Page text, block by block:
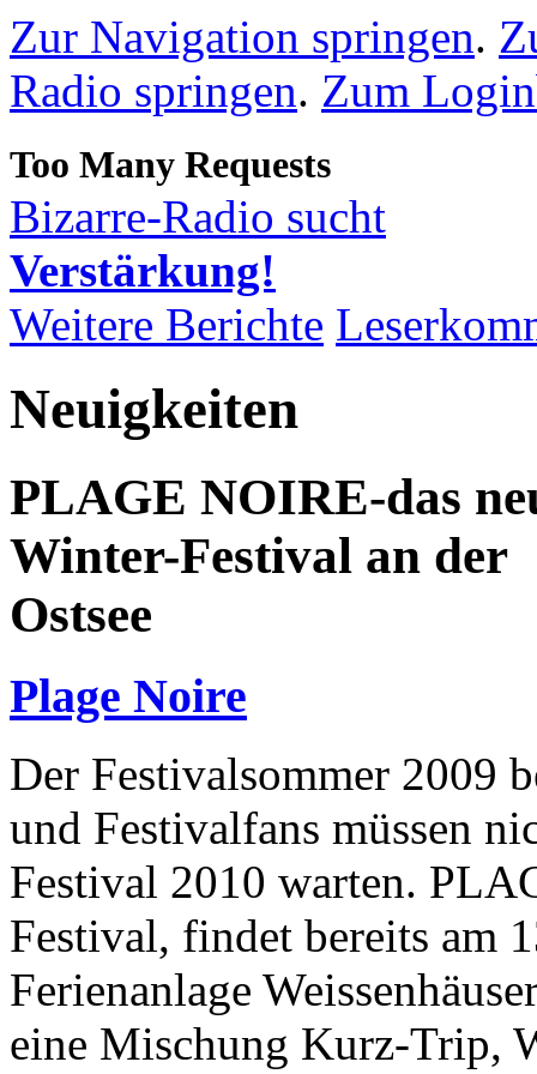
Zur Navigation springen.
Radio springen. Zum
Bizarre-Radio sucht
Verstärkung!
Weitere Berichte
Neuigkeiten
PLAGE NOIRE-das
Winter-Festival an der
Ostsee
Plage Noire
Der Festivalsommer 2009
und Festivalfans müssen
Festival 2010 warten.
Festival, findet bereits am
Ferienanlage
eine Mischung Kurz-Trip,